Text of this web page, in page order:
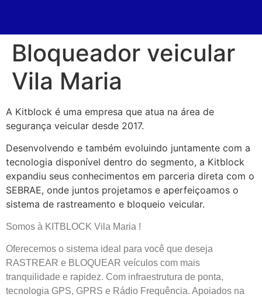
Bloqueador veicular
Vila Maria
A Kitblock é uma empresa que atua na área de
segurança veicular desde 2017.
Desenvolvendo e também evoluindo juntamente com a
tecnologia disponível dentro do segmento, a Kitblock
expandiu seus conhecimentos em parceria direta com o
SEBRAE, onde juntos projetamos e aperfeiçoamos o
sistema de rastreamento e bloqueio veicular.
Somos à KITBLOCK Vila Maria !
Oferecemos o sistema ideal para você que deseja
RASTREAR e BLOQUEAR veículos com mais
tranquilidade e rapidez. Com infraestrutura de ponta,
tecnologia GPS, GPRS e Rádio Frequência. Apoiados na